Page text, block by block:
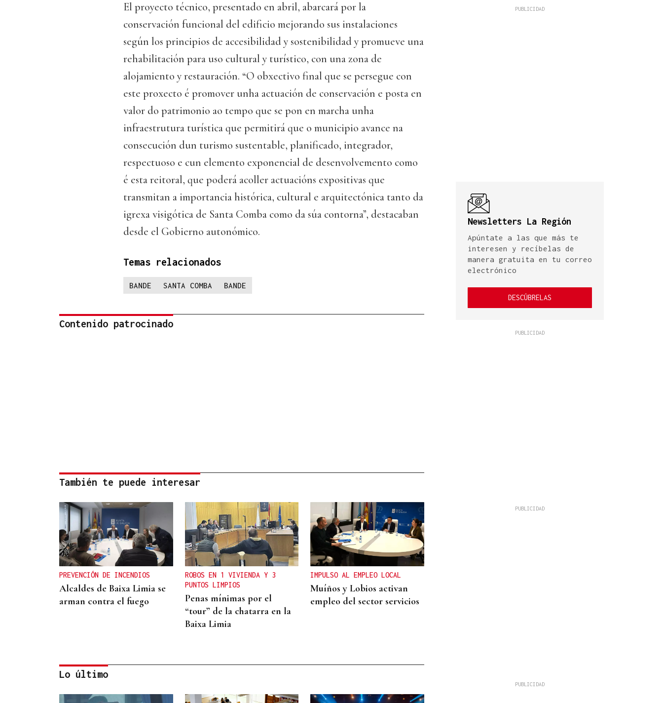
El proyecto técnico, presentado en abril, abarcará por la
conservación funcional del edificio mejorando sus instalaciones
según los principios de accesibilidad y sostenibilidad y promueve una
rehabilitación para uso cultural y turístico, con una zona de
alojamiento y restauración. “O obxectivo final que se persegue con
este proxecto é promover unha actuación de conservación e posta en
valor do patrimonio ao tempo que se pon en marcha unha
infraestrutura turística que permitirá que o municipio avance na
consecución dun turismo sustentable, planificado, integrador,
respectuoso e cun elemento exponencial de desenvolvemento como
é esta reitoral, que poderá acoller actuacións expositivas que
transmitan a importancia histórica, cultural e arquitectónica tanto da
igrexa visigótica de Santa Comba como da súa contorna”, destacaban
desde el Gobierno autonómico.
Temas relacionados
BANDE SANTA COMBA BANDE
Contenido patrocinado
También te puede interesar
PREVENCIÓN DE INCENDIOS
Alcaldes de Baixa Limia se
arman contra el fuego
ROBOS EN 1 VIVIENDA Y 3
PUNTOS LIMPIOS
Penas mínimas por el
“tour” de la chatarra en la
Baixa Limia
IMPULSO AL EMPLEO LOCAL
Muíños y Lobios activan
empleo del sector servicios
Lo último
Newsletters La Región
Apúntate a las que más te
interesen y recíbelas de
manera gratuita en tu correo
electrónico
DESCÚBRELAS